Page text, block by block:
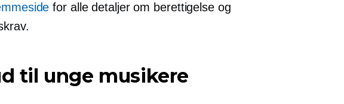
for alle detaljer om berettigelse og
til unge musikere